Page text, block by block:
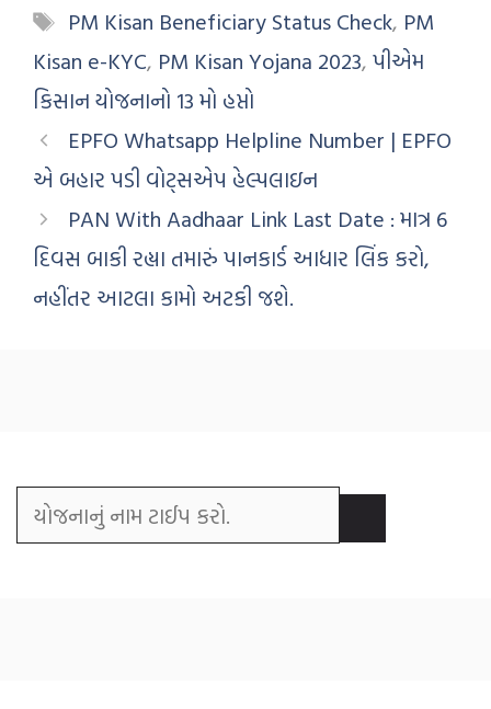
PM Kisan Beneficiary Status Check, PM
Kisan e-KYC, PM Kisan Yojana 2023, પીએમ
કિસાન યોજનાનો 13 મો હપ્તો
EPFO Whatsapp Helpline Number | EPFO
એ બહાર પડી વોટ્સએપ હેલ્પલાઇન
PAN With Aadhaar Link Last Date : માત્ર 6
દિવસ બાકી રહ્યા તમારું પાનકાર્ડ આધાર લિંક કરો,
નહીંતર આટલા કામો અટકી જશે.